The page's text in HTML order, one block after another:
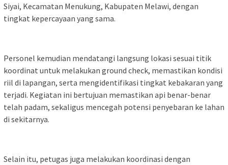
Siyai, Kecamatan Menukung, Kabupaten Melawi, dengan
tingkat kepercayaan yang sama.
Personel kemudian mendatangi langsung lokasi sesuai titik
koordinat untuk melakukan ground check, memastikan kondisi
riil di lapangan, serta mengidentifikasi tingkat kebakaran yang
terjadi. Kegiatan ini bertujuan memastikan api benar-benar
telah padam, sekaligus mencegah potensi penyebaran ke lahan
di sekitarnya.
Selain itu, petugas juga melakukan koordinasi dengan